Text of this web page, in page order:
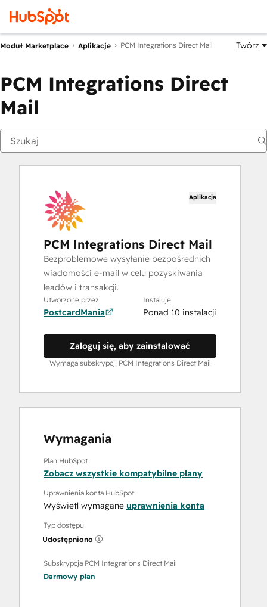
Moduł Marketplace Aplikacje PCM Integrations Direct Mail Twórz
PCM Integrations Direct
Mail
Aplikacja
PCM Integrations Direct Mail
Bezproblemowe wysyłanie bezpośrednich
wiadomości e-mail w celu pozyskiwania
leadów i transakcji.
Utworzone przez
PostcardMania
Instaluje
Ponad 10 instalacji
Zaloguj się, aby zainstalować
Wymaga subskrypcji PCM Integrations Direct Mail
Wymagania
Plan HubSpot
Zobacz wszystkie kompatybilne plany
Uprawnienia konta HubSpot
Wyświetl wymagane uprawnienia konta
Typ dostępu
Udostępniono
Subskrypcja PCM Integrations Direct Mail
Darmowy plan